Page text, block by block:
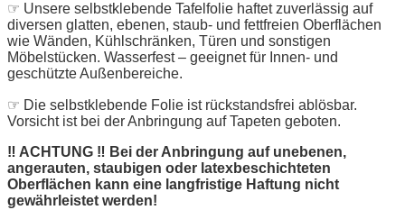
☞ Unsere selbstklebende Tafelfolie haftet zuverlässig auf
diversen glatten, ebenen, staub- und fettfreien Oberflächen
wie Wänden, Kühlschränken, Türen und sonstigen
Möbelstücken. Wasserfest – geeignet für Innen- und
geschützte Außenbereiche.
☞ Die selbstklebende Folie ist rückstandsfrei ablösbar.
Vorsicht ist bei der Anbringung auf Tapeten geboten.
‼ ACHTUNG ‼ Bei der Anbringung auf unebenen,
angerauten, staubigen oder latexbeschichteten
Oberflächen kann eine langfristige Haftung nicht
gewährleistet werden!